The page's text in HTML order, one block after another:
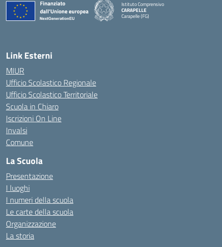
Istituto Comprensivo
CARAPELLE
Carapelle (FG)
— Visita la pagina iniziale della scuola
Link Esterni
MIUR
Ufficio Scolastico Regionale
Ufficio Scolastico Territoriale
Scuola in Chiaro
Iscrizioni On Line
Invalsi
Comune
La Scuola
Presentazione
I luoghi
I numeri della scuola
Le carte della scuola
Organizzazione
La storia